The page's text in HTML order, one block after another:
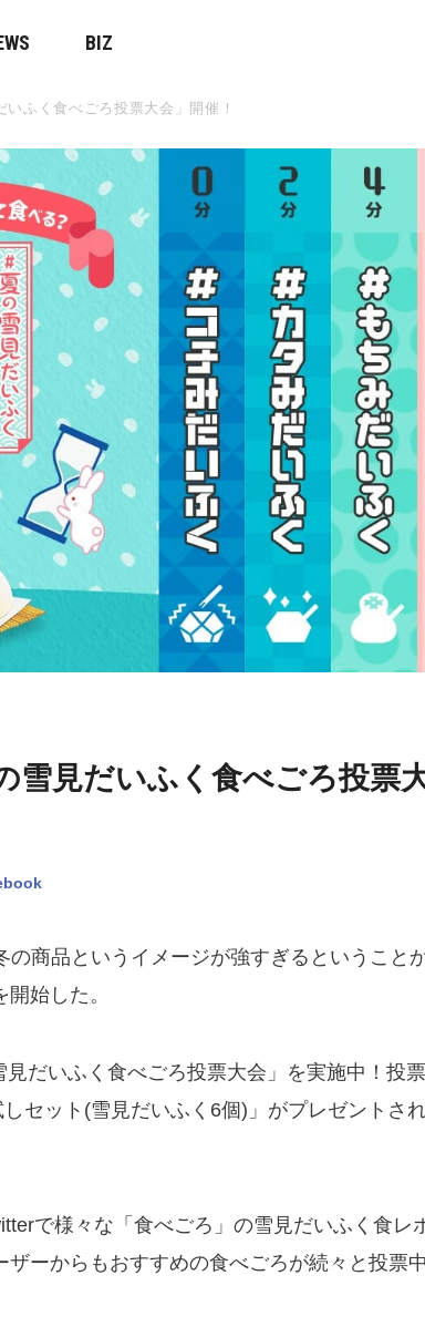
BIZ
ふく食べごろ投票大会」開催！
雪見だいふく食べごろ投票
商品というイメージが強すぎるということ
始した。
だいふく食べごろ投票大会」を実施中！投票
セット(雪見だいふく6個)」がプレゼントさ
で様々な「食べごろ」の雪見だいふく食レ
ーからもおすすめの食べごろが続々と投票